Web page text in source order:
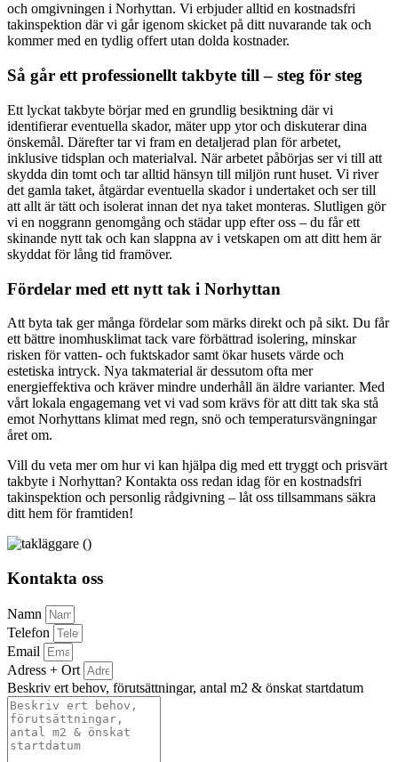
och omgivningen i Norhyttan. Vi erbjuder alltid en kostnadsfri
takinspektion där vi går igenom skicket på ditt nuvarande tak och
kommer med en tydlig offert utan dolda kostnader.
Så går ett professionellt takbyte till – steg för steg
Ett lyckat takbyte börjar med en grundlig besiktning där vi
identifierar eventuella skador, mäter upp ytor och diskuterar dina
önskemål. Därefter tar vi fram en detaljerad plan för arbetet,
inklusive tidsplan och materialval. När arbetet påbörjas ser vi till att
skydda din tomt och tar alltid hänsyn till miljön runt huset. Vi river
det gamla taket, åtgärdar eventuella skador i undertaket och ser till
att allt är tätt och isolerat innan det nya taket monteras. Slutligen gör
vi en noggrann genomgång och städar upp efter oss – du får ett
skinande nytt tak och kan slappna av i vetskapen om att ditt hem är
skyddat för lång tid framöver.
Fördelar med ett nytt tak i Norhyttan
Att byta tak ger många fördelar som märks direkt och på sikt. Du får
ett bättre inomhusklimat tack vare förbättrad isolering, minskar
risken för vatten- och fuktskador samt ökar husets värde och
estetiska intryck. Nya takmaterial är dessutom ofta mer
energieffektiva och kräver mindre underhåll än äldre varianter. Med
vårt lokala engagemang vet vi vad som krävs för att ditt tak ska stå
emot Norhyttans klimat med regn, snö och temperatursvängningar
året om.
Vill du veta mer om hur vi kan hjälpa dig med ett tryggt och prisvärt
takbyte i Norhyttan? Kontakta oss redan idag för en kostnadsfri
takinspektion och personlig rådgivning – låt oss tillsammans säkra
ditt hem för framtiden!
Kontakta oss
Namn
Telefon
Email
Adress + Ort
Beskriv ert behov, förutsättningar, antal m2 & önskat startdatum